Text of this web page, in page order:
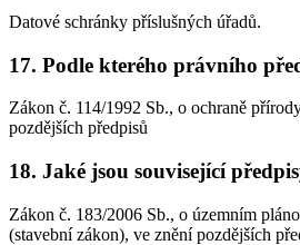
Datové schránky příslušných úřadů.
17. Podle kterého právního
Zákon č. 114/1992 Sb., o ochraně
pozdějších předpisů
18. Jaké jsou související
Zákon č. 183/2006 Sb., o územním
(stavební zákon), ve znění pozdějších